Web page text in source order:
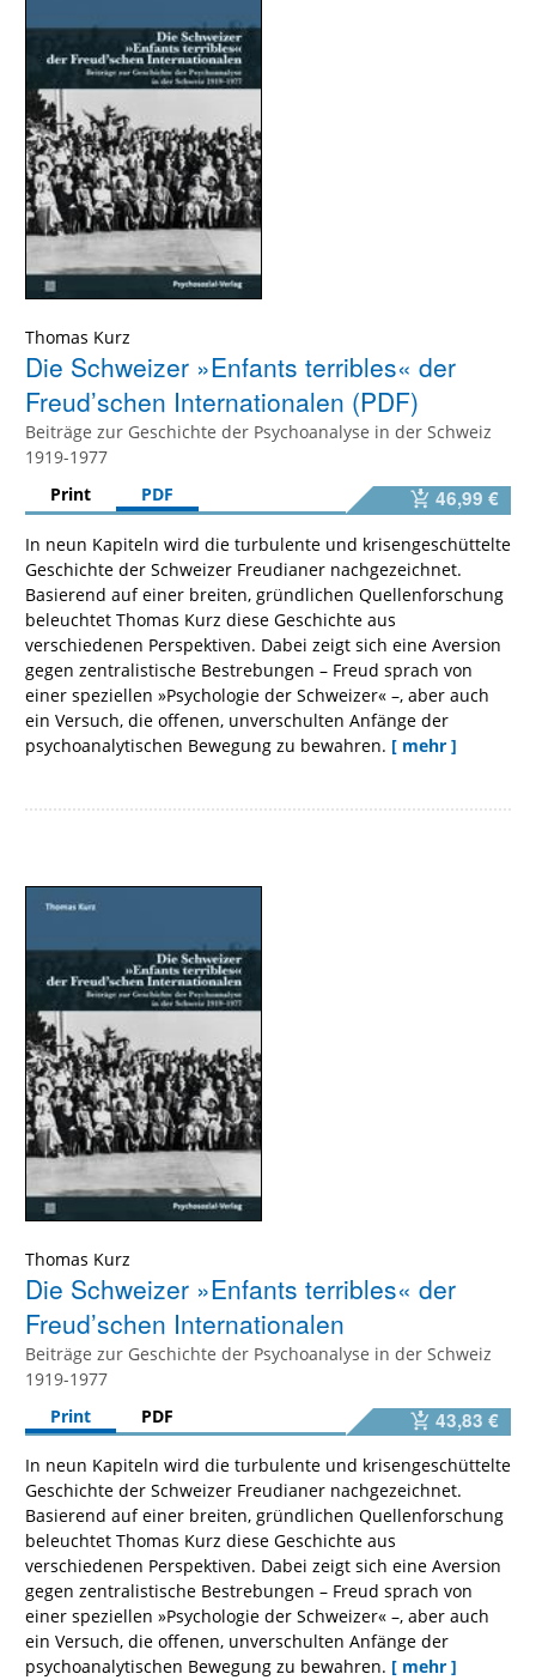
Thomas Kurz
Die Schweizer »Enfants terribles« der
Freud’schen Internationalen (PDF)
Beiträge zur Geschichte der Psychoanalyse in der Schweiz
1919-1977
Print
PDF 46,99 €
In neun Kapiteln wird die turbulente und krisengeschüttelte
Geschichte der Schweizer Freudianer nachgezeichnet.
Basierend auf einer breiten, gründlichen Quellenforschung
beleuchtet Thomas Kurz diese Geschichte aus
verschiedenen Perspektiven. Dabei zeigt sich eine Aversion
gegen zentralistische Bestrebungen – Freud sprach von
einer speziellen »Psychologie der Schweizer« –, aber auch
ein Versuch, die offenen, unverschulten Anfänge der
psychoanalytischen Bewegung zu bewahren. [ mehr ]
Thomas Kurz
Die Schweizer »Enfants terribles« der
Freud’schen Internationalen
Beiträge zur Geschichte der Psychoanalyse in der Schweiz
1919-1977
Print
PDF 43,83 €
In neun Kapiteln wird die turbulente und krisengeschüttelte
Geschichte der Schweizer Freudianer nachgezeichnet.
Basierend auf einer breiten, gründlichen Quellenforschung
beleuchtet Thomas Kurz diese Geschichte aus
verschiedenen Perspektiven. Dabei zeigt sich eine Aversion
gegen zentralistische Bestrebungen – Freud sprach von
einer speziellen »Psychologie der Schweizer« –, aber auch
ein Versuch, die offenen, unverschulten Anfänge der
psychoanalytischen Bewegung zu bewahren. [ mehr ]